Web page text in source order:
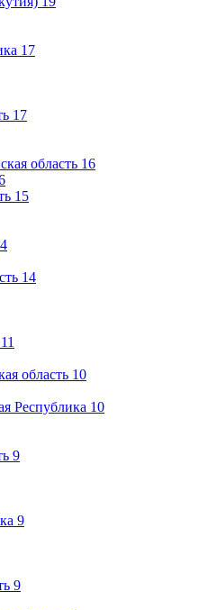
17
17
область 16
15
14
11
область 10
Республика 10
9
9
9